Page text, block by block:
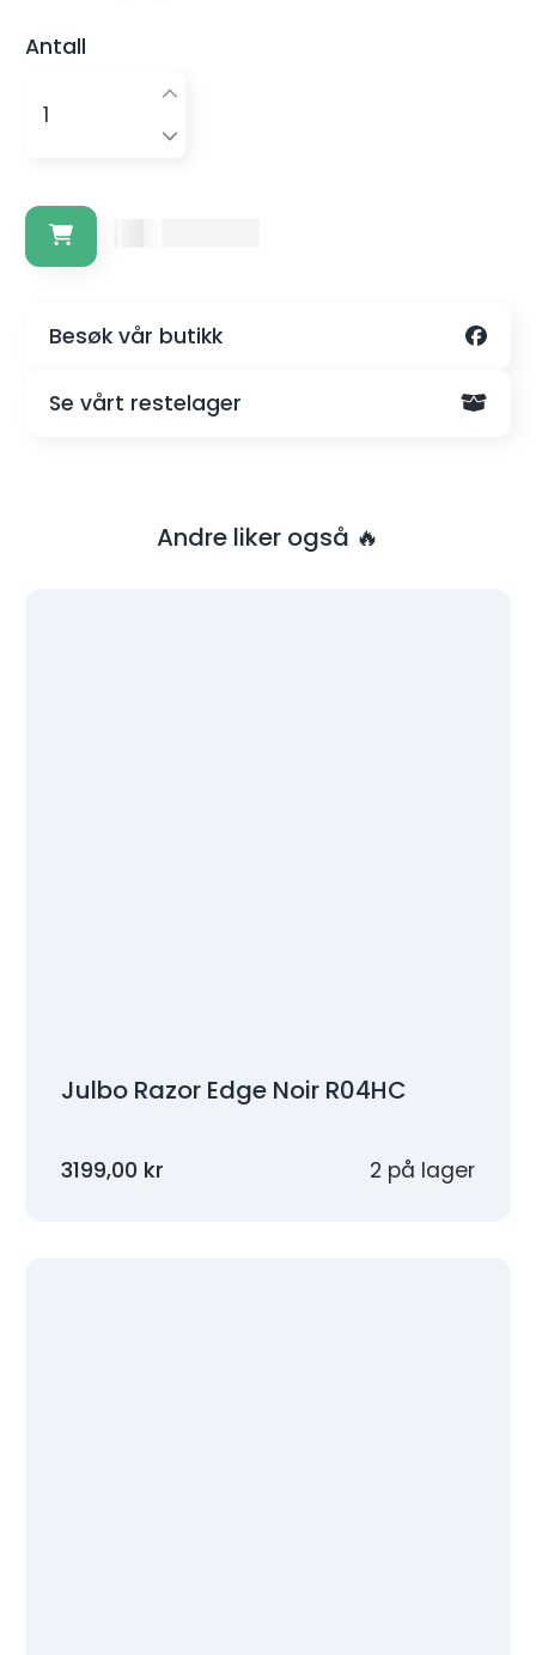
Antall
Besøk vår butikk
Se vårt restelager
Andre liker også 🔥
Julbo Razor Edge Noir R04HC
3199,00 kr 2 på lager